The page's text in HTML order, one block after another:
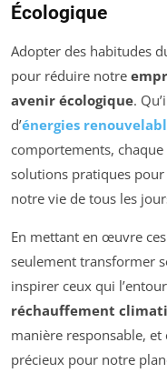
Écologique
Adopter des habitudes
pour réduire notre
avenir écologique.
d’énergies
comportements,
solutions pratiques
notre vie de tous les
En mettant en œuvre
seulement transformer
inspirer ceux qui
réchauffement
manière responsable,
précieux pour notre